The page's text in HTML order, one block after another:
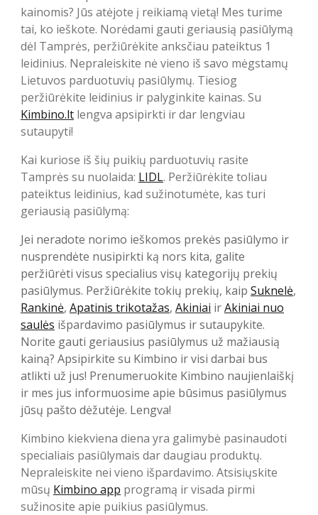
kainomis? Jūs atėjote į reikiamą vietą! Mes turime
tai, ko ieškote. Norėdami gauti geriausią pasiūlymą
dėl Tamprės, peržiūrėkite anksčiau pateiktus 1
leidinius. Nepraleiskite nė vieno iš savo mėgstamų
Lietuvos parduotuvių pasiūlymų. Tiesiog
peržiūrėkite leidinius ir palyginkite kainas. Su
Kimbino.lt lengva apsipirkti ir dar lengviau
sutaupyti!
Kai kuriose iš šių puikių parduotuvių rasite
Tamprės su nuolaida: LIDL. Peržiūrėkite toliau
pateiktus leidinius, kad sužinotumėte, kas turi
geriausią pasiūlymą:
Jei neradote norimo ieškomos prekės pasiūlymo ir
nusprendėte nusipirkti ką nors kita, galite
peržiūrėti visus specialius visų kategorijų prekių
pasiūlymus. Peržiūrėkite tokių prekių, kaip Suknelė,
Rankinė, Apatinis trikotažas, Akiniai irAkiniai nuo
saulės išpardavimo pasiūlymus ir sutaupykite.
Norite gauti geriausius pasiūlymus už mažiausią
kainą? Apsipirkite su Kimbino ir visi darbai bus
atlikti už jus! Prenumeruokite Kimbino naujienlaiškį
ir mes jus informuosime apie būsimus pasiūlymus
jūsų pašto dėžutėje. Lengva!
Kimbino kiekviena diena yra galimybė pasinaudoti
specialiais pasiūlymais dar daugiau produktų.
Nepraleiskite nei vieno išpardavimo. Atsisiųskite
mūsų Kimbino app programą ir visada pirmi
sužinosite apie puikius pasiūlymus.